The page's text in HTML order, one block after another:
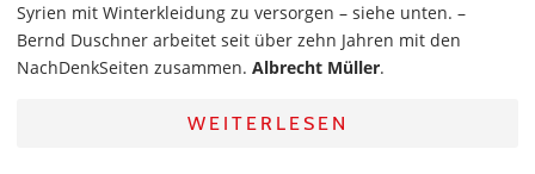
Syrien mit Winterkleidung zu versorgen – siehe unten. –
Bernd Duschner arbeitet seit über zehn Jahren mit den
NachDenkSeiten zusammen. Albrecht Müller.
WEITERLESEN